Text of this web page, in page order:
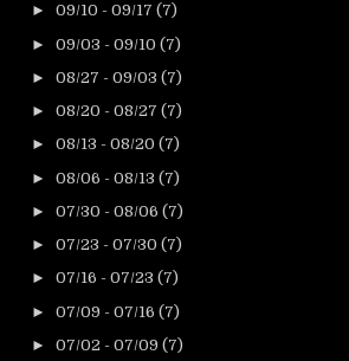
► 09/10 - 09/17 (7)
► 09/03 - 09/10 (7)
► 08/27 - 09/03 (7)
► 08/20 - 08/27 (7)
► 08/13 - 08/20 (7)
► 08/06 - 08/13 (7)
► 07/30 - 08/06 (7)
► 07/23 - 07/30 (7)
► 07/16 - 07/23 (7)
► 07/09 - 07/16 (7)
► 07/02 - 07/09 (7)